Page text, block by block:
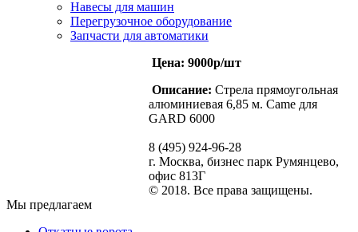
Навесы для машин
Перегрузочное оборудование
Запчасти для автоматики
Цена: 9000р/шт
Описание: Стрела прямоугольная
алюминиевая 6,85 м. Came для
GARD 6000
8 (495) 924-96-28
г. Москва, бизнес парк Румянцево,
офис 813Г
© 2018. Все права защищены.
Мы предлагаем